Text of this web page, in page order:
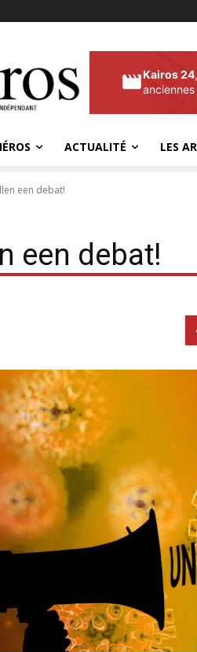
Kairos 24
ACTUALITÉ LES
een debat!
een debat!